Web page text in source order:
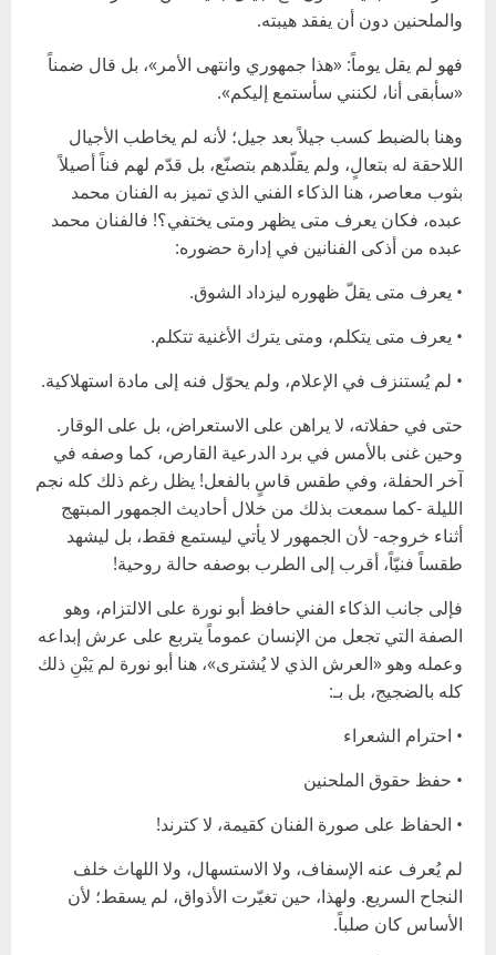
والملحنين دون أن يفقد هيبته.
فهو لم يقل يوماً: «هذا جمهوري وانتهى الأمر»، بل قال ضمناً
«سأبقى أنا، لكنني سأستمع إليكم».
وهنا بالضبط كسب جيلاً بعد جيل؛ لأنه لم يخاطب الأجيال
اللاحقة له بتعالٍ، ولم يقلّدهم بتصنّع، بل قدّم لهم فناً أصيلاً
بثوب معاصر، هنا الذكاء الفني الذي تميز به الفنان محمد
عبده، فكان يعرف متى يظهر ومتى يختفي؟! فالفنان محمد
عبده من أذكى الفنانين في إدارة حضوره:
• يعرف متى يقلّ ظهوره ليزداد الشوق.
• يعرف متى يتكلم، ومتى يترك الأغنية تتكلم.
• لم يُستنزف في الإعلام، ولم يحوّل فنه إلى مادة استهلاكية.
حتى في حفلاته، لا يراهن على الاستعراض، بل على الوقار.
وحين غنى بالأمس في برد الدرعية القارص، كما وصفه في
آخر الحفلة، وفي طقس قاسٍ بالفعل! يظل رغم ذلك كله نجم
الليلة -كما سمعت بذلك من خلال أحاديث الجمهور المبتهج
أثناء خروجه- لأن الجمهور لا يأتي ليستمع فقط، بل ليشهد
طقساً فنيّاً، أقرب إلى الطرب بوصفه حالة روحية!
فإلى جانب الذكاء الفني حافظ أبو نورة على الالتزام، وهو
الصفة التي تجعل من الإنسان عموماً يتربع على عرش إبداعه
وعمله وهو «العرش الذي لا يُشترى»، هنا أبو نورة لم يَبْنِ ذلك
كله بالضجيج، بل بـ:
• احترام الشعراء
• حفظ حقوق الملحنين
• الحفاظ على صورة الفنان كقيمة، لا كترند!
لم يُعرف عنه الإسفاف، ولا الاستسهال، ولا اللهاث خلف
النجاح السريع. ولهذا، حين تغيّرت الأذواق، لم يسقط؛ لأن
الأساس كان صلباً.